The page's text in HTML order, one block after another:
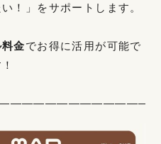
！」をサポートします。
金でお得に活用が可能で